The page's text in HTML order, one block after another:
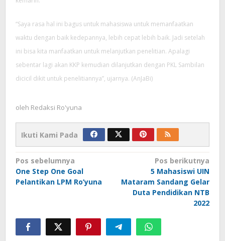
“Saya rasa hal ini bagus untuk mahasiswa untuk memanfaatkan
waktu dengan baik kedepannya, lebih cepat lebih baik. Jadi setelah
ini bisa kita manfaatkan untuk melanjutkan penelitian. Apalagi
sebentar lagi akan KKP kemudian dilanjutkan dengan PKL Sambilan
dicicil dikit untuk penelitiannya”, ujarnya. (AnJaBi)
oleh Redaksi Ro'yuna
Ikuti Kami Pada
Navigasi
pos
Pos sebelumnya
One Step One Goal
Pelantikan LPM Ro’yuna
Pos berikutnya
5 Mahasiswi UIN
Mataram Sandang Gelar
Duta Pendidikan NTB
2022